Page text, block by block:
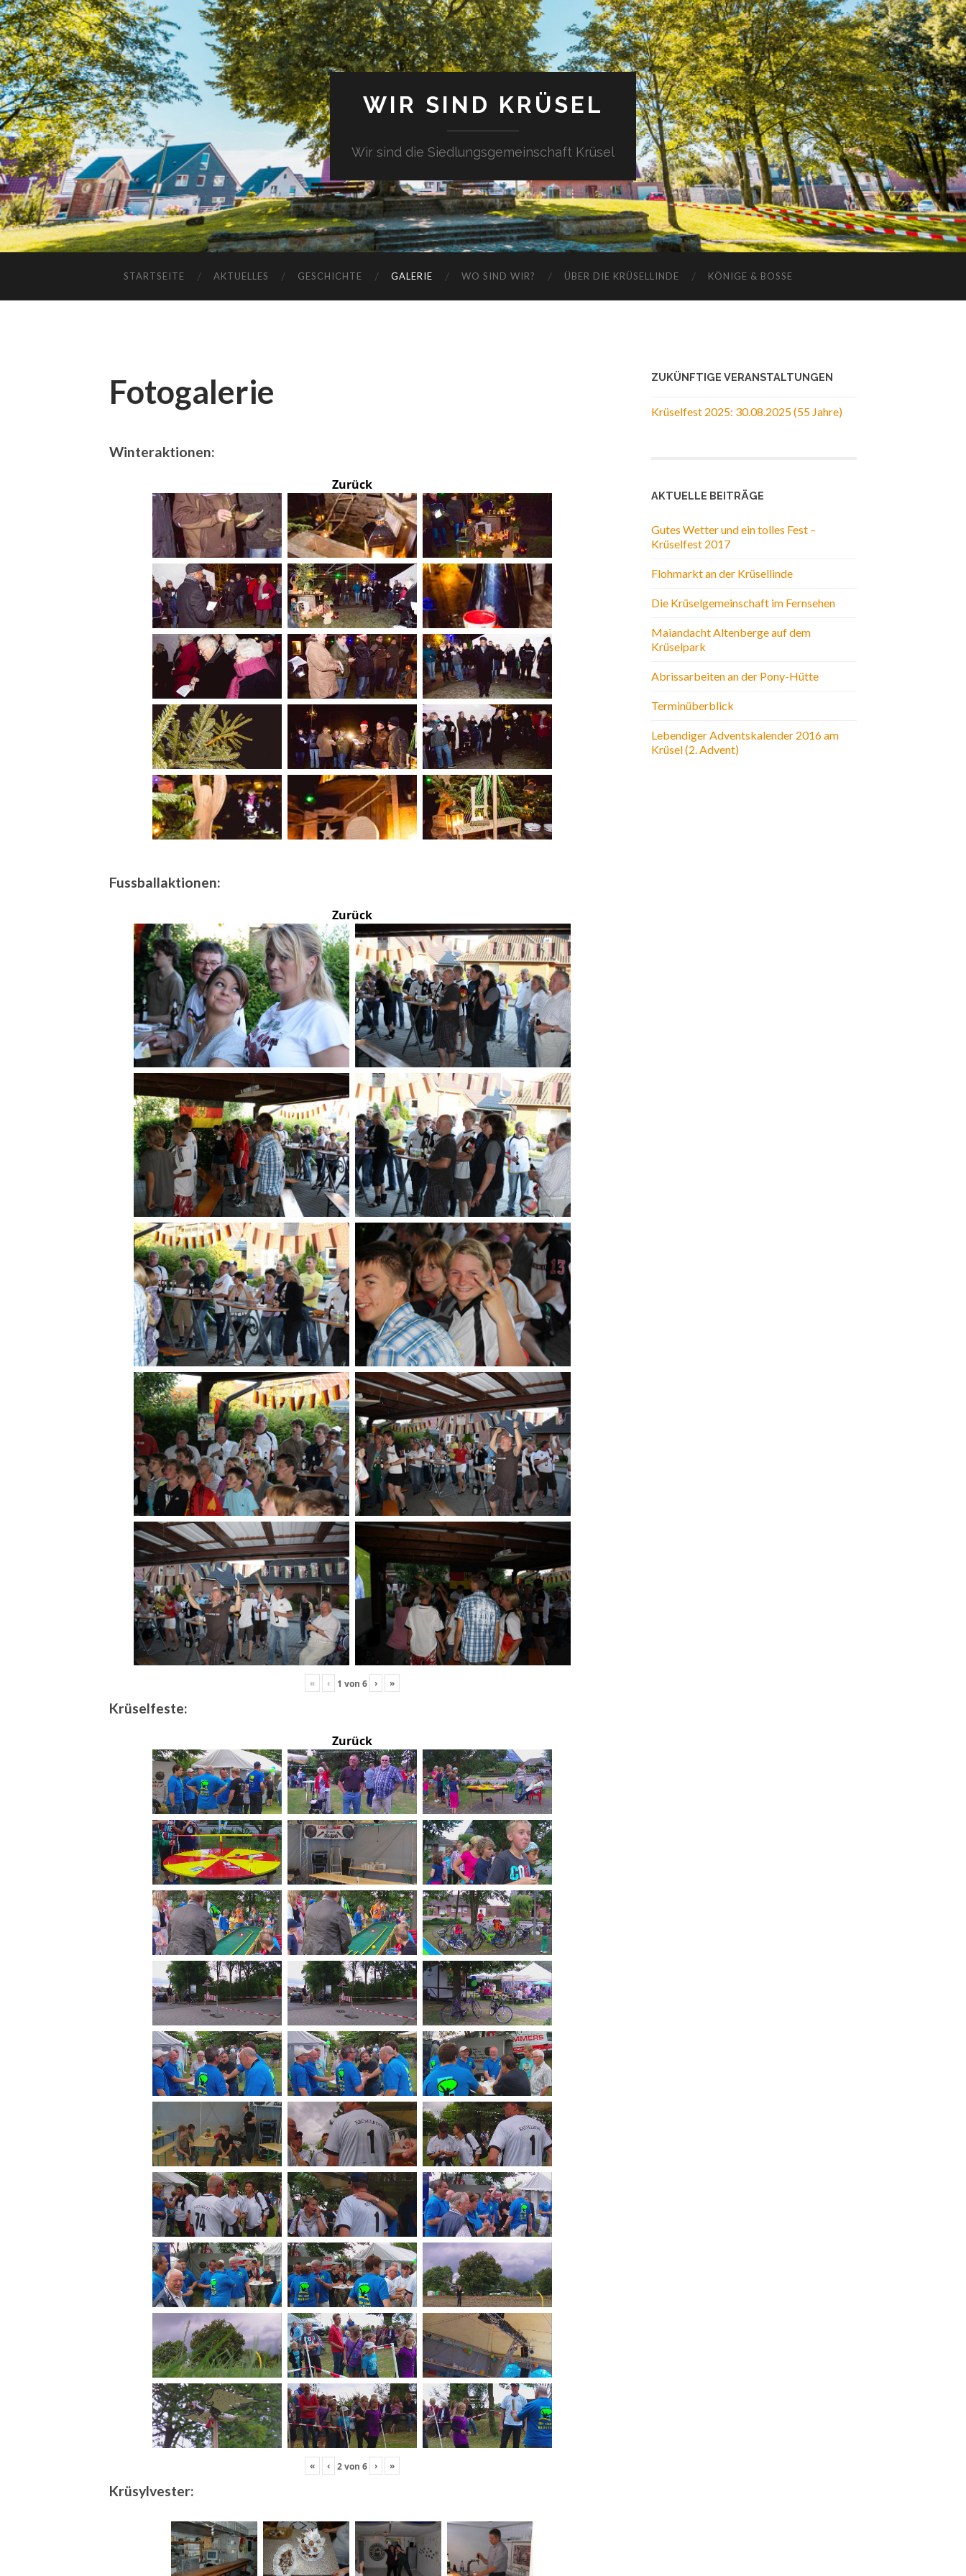
WIR SIND KRÜSEL
Wir sind die Siedlungsgemeinschaft Krüsel
STARTSEITE AKTUELLES GESCHICHTE GALERIE WO SIND WIR? ÜBER DIE KRÜSELLINDE KÖNIGE & BOSSE
Fotogalerie
Winteraktionen:
Zurück
Fussballaktionen:
Zurück
« ‹ 1 von 6 › »
Krüselfeste:
Zurück
« ‹ 2von 6 › »
Krüsylvester:
ZUKÜNFTIGE VERANSTALTUNGEN
Krüselfest 2025: 30.08.2025 (55 Jahre)
AKTUELLE BEITRÄGE
Gutes Wetter und ein tolles Fest –
Krüselfest 2017
Flohmarkt an der Krüsellinde
Die Krüselgemeinschaft im Fernsehen
Maiandacht Altenberge auf dem
Krüselpark
Abrissarbeiten an der Pony-Hütte
Terminüberblick
Lebendiger Adventskalender 2016 am
Krüsel (2. Advent)